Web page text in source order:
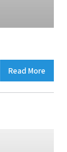
Read More